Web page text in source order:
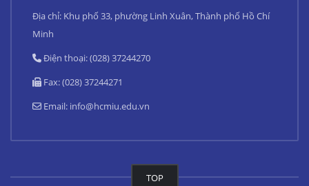
Địa chỉ: Khu phố 33, phường Linh Xuân, Thành phố Hồ Chí
Minh
Điện thoại: (028) 37244270
Fax: (028) 37244271
Email: info@hcmiu.edu.vn
TOP